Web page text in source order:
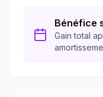
Bénéfice
Gain total